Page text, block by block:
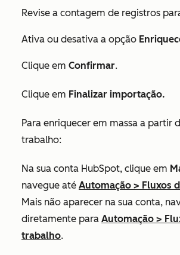
Revise a contagem de registros
Ativa ou desativa a opção
Clique em Confirmar.
Clique em Finalizar importação.
Para enriquecer em massa a partir
trabalho:
Na sua conta HubSpot, clique em
navegue até Automação > Fluxos
Mais não aparecer na sua conta,
diretamente para Automação >
trabalho.